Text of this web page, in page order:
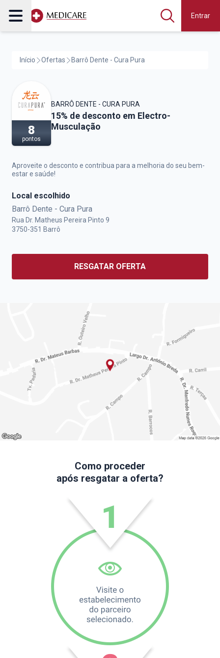
Entrar
Início Ofertas Barrô Dente - Cura Pura
8
pontos
BARRÔ DENTE - CURA PURA
Barrô Dente - Cura Pura,
15% de desconto em Electro-
Musculação
Aproveite o desconto e contribua para a melhoria do seu bem-
estar e saúde!
Local escolhido
Barrô Dente - Cura Pura
Rua Dr. Matheus Pereira Pinto 9
3750-351 Barrô
RESGATAR OFERTA
Como proceder
após resgatar a oferta?